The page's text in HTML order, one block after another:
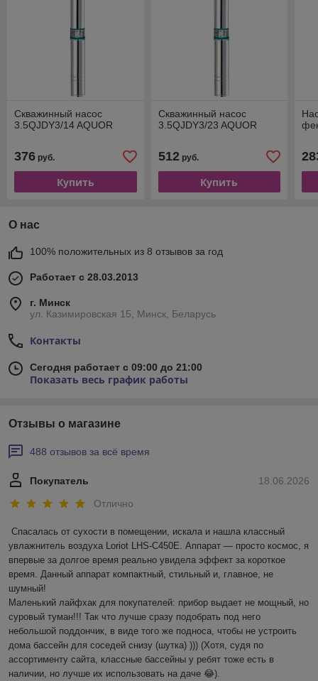
Скважинный насос
3.5QJDY3/14 AQUOR
376 руб.
Купить
Скважинный насос
3.5QJDY3/23 AQUOR
512руб.
Купить
О нас
100% положительных из 8 отзывов за год
Работает с 28.03.2013
г. Минск
ул. Казимировская 15, Минск, Беларусь
Контакты
Сегодня работает с 09:00 до 21:00
Показать весь график работы
Отзывы о магазине
488 отзывов за всё время
18.06.2026
Покупатель
Отлично
Спасалась от сухости в помещении, искала и нашла классный
увлажнитель воздуха Loriot LHS-C450E. Аппарат — просто космос, я
впервые за долгое время реально увидела эффект за короткое
время. Данный аппарат компактный, стильный и, главное, не
шумный!
Маленький лайфхак для покупателей: прибор выдает не мощный, но
суровый туман!!! Так что лучше сразу подобрать под него
небольшой поддончик, в виде того же подноса, чтобы не устроить
дома бассейн для соседей снизу (шутка) ))) (Хотя, судя по
ассортименту сайта, классные бассейны у ребят тоже есть в
наличии, но лучше их использовать на даче 😂).